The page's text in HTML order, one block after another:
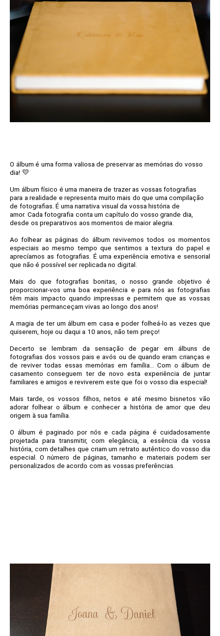
O álbum é uma forma valiosa de preservar as memórias do vosso
dia! 💛
Um álbum físico é uma maneira de trazer as vossas fotografias
para a realidade e representa muito mais do que uma compilação
de fotografias. É uma narrativa visual da vossa história de
amor. Cada fotografia conta um capítulo do vosso grande dia,
desde os preparativos aos momentos de maior alegria.
Ao folhear as páginas do álbum revivemos todos os momentos
especiais ao mesmo tempo que sentimos a textura do papel e
aprecíamos as fotografias. É uma experiência emotiva e sensorial
que não é possível ser replicada no digital.
Mais do que fotografias bonitas, o nosso grande objetivo é
proporcionar-vos uma boa experiência e para nós as fotografias
têm mais impacto quando impressas e permitem que as vossas
memórias permanceçam vivas ao longo dos anos!
A magia de ter um álbum em casa e poder folheá-lo as vezes que
quiserem, hoje ou daqui a 10 anos, não tem preço!
Decerto se lembram da sensação de pegar em álbuns de
fotografias dos vossos pais e avós ou de quando eram crianças e
de reviver todas essas memórias em família... Com o álbum de
casamento conseguem ter de novo esta experiência de juntar
familiares e amigos e reviverem este que foi o vosso dia especial!
Mais tarde, os vossos filhos, netos e até mesmo bisnetos vão
adorar folhear o álbum e conhecer a história de amor que deu
origem à sua família.
O álbum é paginado por nós e cada página é cuidadosamente
projetada para transmitir, com elegância, a essência da vossa
história, com detalhes que criam um retrato autêntico do vosso dia
especial.O número de páginas, tamanho e materiais podem ser
personalizados de acordo com as vossas preferências.